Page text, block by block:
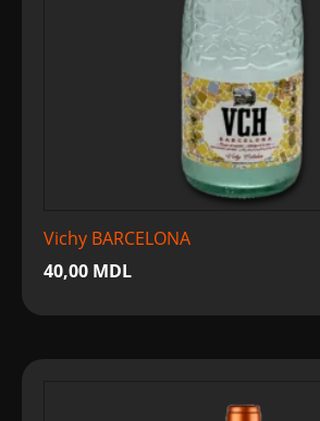
Vichy BARCELONA
40,00 MDL